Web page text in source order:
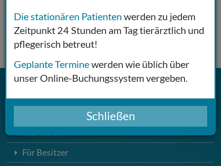
Symptome
Untersuchungsmethoden
Navigation
Startseite
Für Besitzer
Die stationären Patienten werden zu jedem
Zeitpunkt 24 Stunden am Tag tierärztlich und
pflegerisch betreut!
Geplante Terminewerden wie üblich über
unser Online-Buchungssystem vergeben.
Schließen